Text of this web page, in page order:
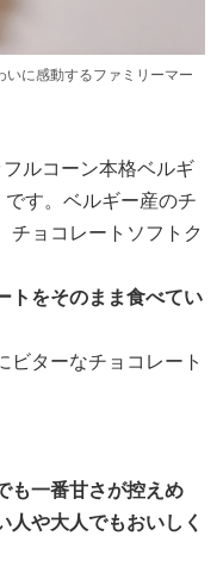
に感動するファミリーマー
ルコーン本格ベルギ
す。ベルギー産のチ
チョコレートソフトク
トをそのまま食べてい
ビターなチョコレート
も一番甘さが控えめ
人や大人でもおいしく